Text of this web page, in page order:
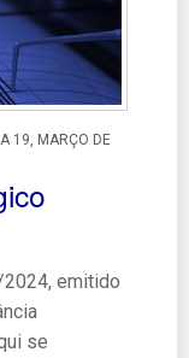
19, MARÇO DE
emitido
se